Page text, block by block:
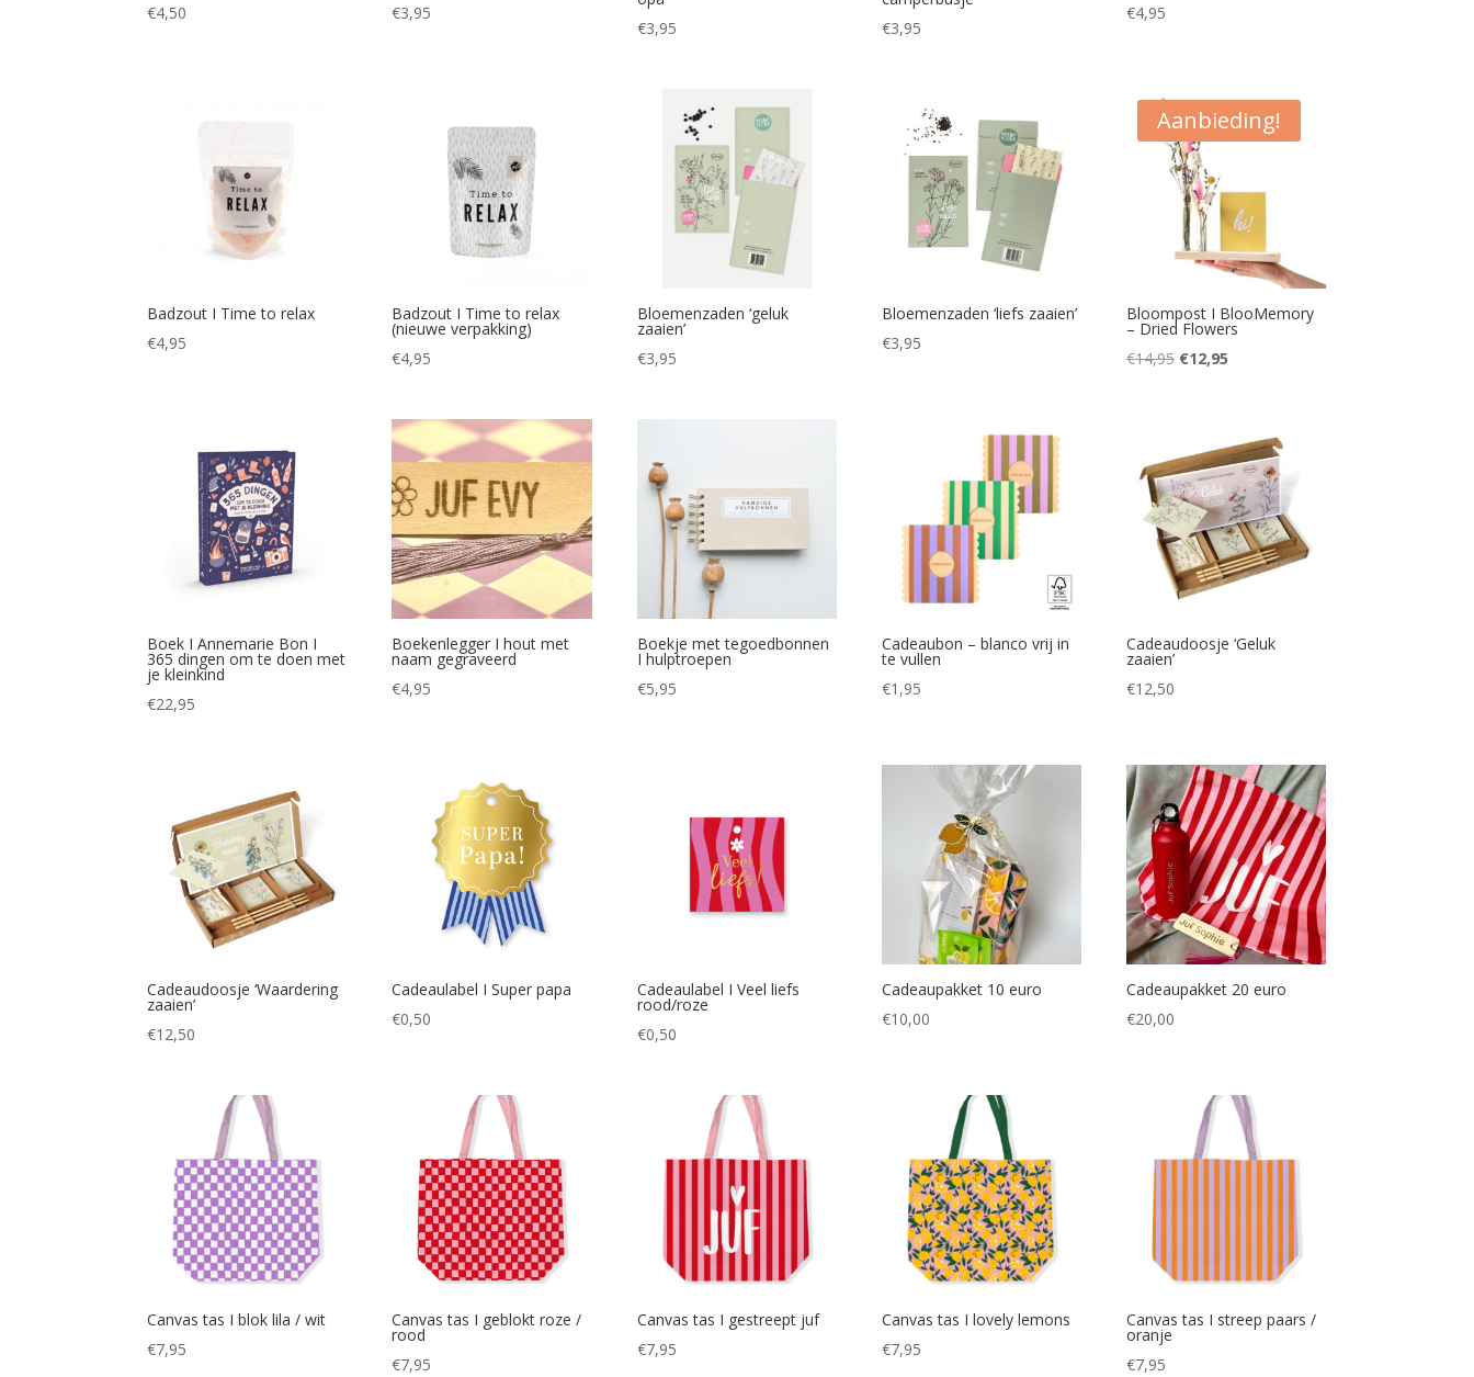
€4,50
€3,95
€3,95
€3,95
€4,95
Badzout I Time to relax
€4,95
Badzout I Time to relax
(nieuwe verpakking)
€4,95
Bloemenzaden ‘geluk
zaaien’
€3,95
Bloemenzaden ‘liefs zaaien’
€3,95
Aanbieding!
Bloompost I BlooMemory
– Dried Flowers
€14,95 Oorspronkelijke
€14,95.
€12,95Huidige
€12,95.
Boek I Annemarie Bon I
365 dingen om te doen met
je kleinkind
€22,95
Boekenlegger I hout met
naam gegraveerd
€4,95
Boekje met tegoedbonnen
I hulptroepen
€5,95
Cadeaubon – blanco vrij in
te vullen
€1,95
Cadeaudoosje ‘Geluk
zaaien’
€12,50
Cadeaudoosje ‘Waardering
zaaien’
€12,50
Cadeaulabel I Super papa
€0,50
Cadeaulabel I Veel liefs
rood/roze
€0,50
Cadeaupakket 10 euro
€10,00
Cadeaupakket 20 euro
€20,00
Canvas tas I blok lila / wit
€7,95
Canvas tas I geblokt roze /
rood
€7,95
Canvas tas I gestreept juf
€7,95
Canvas tas I lovely lemons
€7,95
Canvas tas I streep paars /
oranje
€7,95